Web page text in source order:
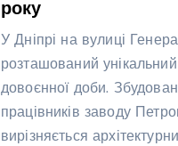
року
У Дніпрі на вулиці
розташований
довоєнної доби.
працівників заводу
вирізняється